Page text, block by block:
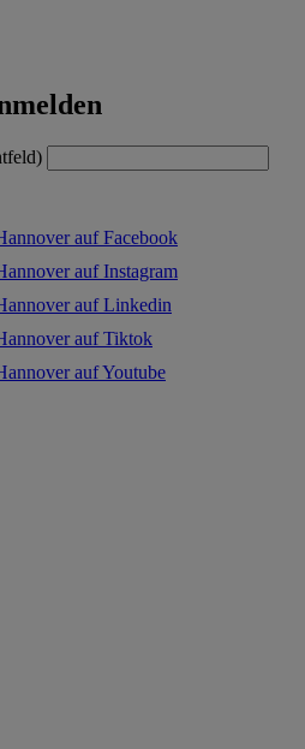
auf Facebook
auf Instagram
auf Linkedin
auf Tiktok
auf Youtube